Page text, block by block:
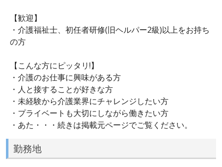
【歓迎】
・介護福祉士、初任者研修(旧ヘルパー2級)以上をお持ち
の方
【こんな方にピッタリ!】
・介護のお仕事に興味がある方
・人と接することが好きな方
・未経験から介護業界にチャレンジしたい方
・プライベートも大切にしながら働きたい方
・あた・・・続きは掲載元ページでご覧ください。
勤務地